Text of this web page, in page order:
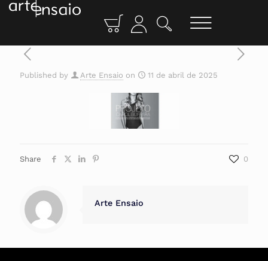
Published by Arte Ensaio on 11 de abril de 2025
Share 0
Arte Ensaio